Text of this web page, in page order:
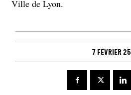
Ville de Lyon.
7 février 25